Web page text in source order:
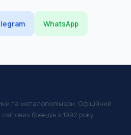
WhatsApp
та металополімери. Офіційний
брендів з 1992 року.